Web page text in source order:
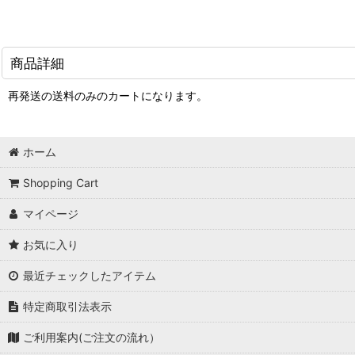
商品詳細
再発送の送料のみのカートになります。
ホーム
Shopping Cart
マイページ
お気に入り
最近チェックしたアイテム
特定商取引法表示
ご利用案内(ご注文の流れ）